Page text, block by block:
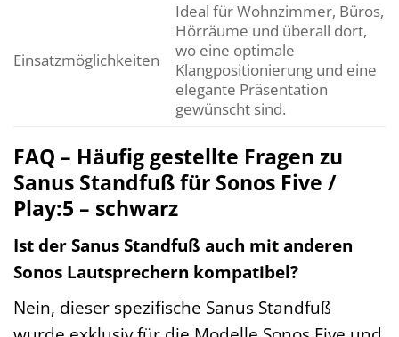
Einsatzmöglichkeiten
Ideal für Wohnzimmer, Büros,
Hörräume und überall dort,
wo eine optimale
Klangpositionierung und eine
elegante Präsentation
gewünscht sind.
FAQ – Häufig gestellte Fragen zu
Sanus Standfuß für Sonos Five /
Play:5 – schwarz
Ist der Sanus Standfuß auch mit anderen
Sonos Lautsprechern kompatibel?
Nein, dieser spezifische Sanus Standfuß